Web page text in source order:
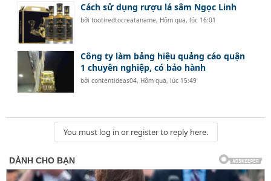
Cách sử dụng rượu lá sâm Ngọc Linh
bởitootiredtocreataname, Hôm qua, lúc 16:01
Công ty làm bảng hiệu quảng cáo quận
1 chuyên nghiệp, có bảo hành
bởicontentideas04, Hôm qua, lúc 15:49
You must log in or register to reply here.